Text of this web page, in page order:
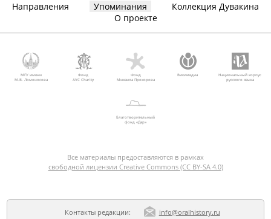
Направления Упоминания
Коллекция Дувакина
О проекте
МГУ имени
М.В. Ломоносова
Фонд
AVC Charity
Фонд
Михаила Прохорова
Викимедиа
Национальный корпус
русского языка
Благотворительный
фонд «Дар»
Все материалы предоставляются в рамках
свободной лицензии Creative Commons (CC BY-SA 4.0)
Контакты редакции: info@oralhistory.ru